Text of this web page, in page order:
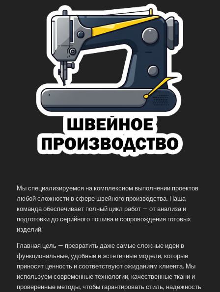
Мы специализируемся на комплексном выполнении проектов
любой сложности в сфере швейного производства. Наша
команда обеспечивает полный цикл работ — от анализа и
подготовки до серийного пошива и сопровождения готовых
изделий.
Главная цель — превратить даже самые сложные идеи в
функциональные, удобные и эстетичные модели, которые
приносят ценность и соответствуют ожиданиям клиента. Мы
используем современные технологии, качественные ткани и
проверенные методы, чтобы гарантировать стиль, надежность